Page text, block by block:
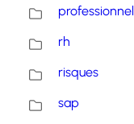
professionnel
rh
risques
sap